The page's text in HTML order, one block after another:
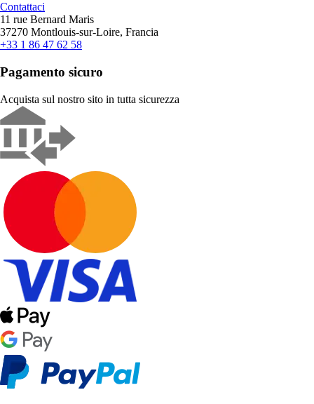
Contattaci
11 rue Bernard Maris
37270 Montlouis-sur-Loire, Francia
+33 1 86 47 62 58
Pagamento sicuro
Acquista sul nostro sito in tutta sicurezza